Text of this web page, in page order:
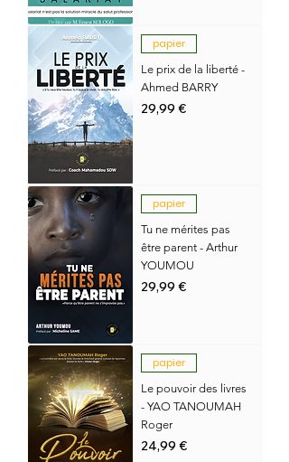
papier
Le prix de la liberté -
Ahmed BARRY
Prix
29,99 €
papier
Tu ne mérites pas
être parent - Arthur
YOUMOU
Prix
29,99 €
papier
Le pouvoir des livres
- YAO TANOUMAH
Roger
Prix
24,99 €